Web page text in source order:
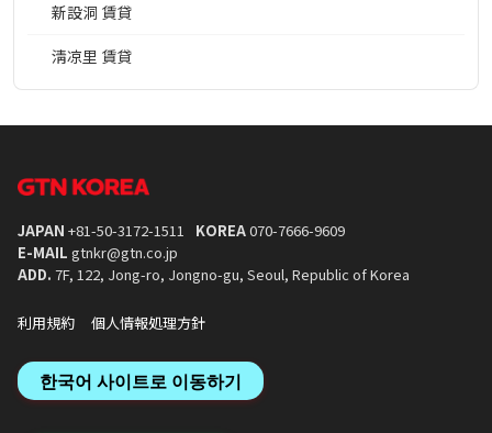
新設洞 賃貸
淸凉里 賃貸
JAPAN +81-50-3172-1511 KOREA070-7666-9609
E-MAIL gtnkr@gtn.co.jp
ADD. 7F, 122, Jong-ro, Jongno-gu, Seoul, Republic of Korea
利用規約 個人情報処理方針
한국어 사이트로 이동하기